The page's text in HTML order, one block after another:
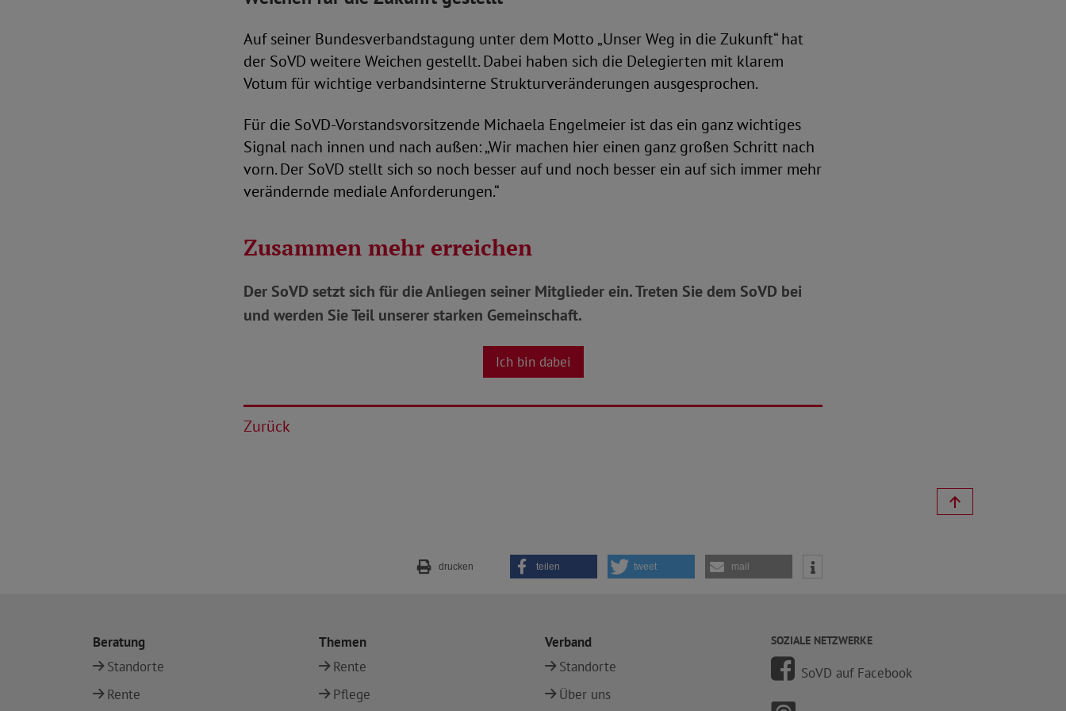
Auf seiner Bundesverbandstagung unter dem Motto „Unser Weg in die Zukunft“ hat
der SoVD weitere Weichen gestellt. Dabei haben sich die Delegierten mit klarem
Votum für wichtige verbandsinterne Strukturveränderungen ausgesprochen.
Für die SoVD-Vorstandsvorsitzende Michaela Engelmeier ist das ein ganz wichtiges
Signal nach innen und nach außen: „Wir machen hier einen ganz großen Schritt nach
vorn. Der SoVD stellt sich so noch besser auf und noch besser ein auf sich immer mehr
verändernde mediale Anforderungen.“
Zusammen mehr erreichen
Der SoVD setzt sich für die Anliegen seiner Mitglieder ein. Treten Sie dem SoVD bei
und werden Sie Teil unserer starken Gemeinschaft.
Ich bin dabei
Zurück
drucken teilen tweet mail
Beratung
Standorte
Rente
Themen
Rente
Pflege
Verband
Standorte
Über uns
SOZIALE NETZWERKE
SoVD auf Facebook